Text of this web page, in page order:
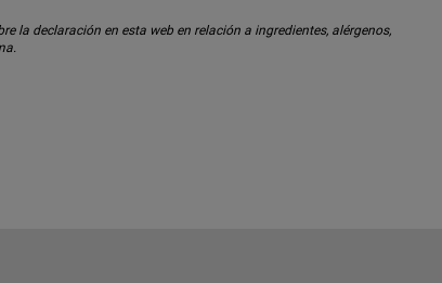
la declaración en esta web en relación a ingredientes, alérgenos,